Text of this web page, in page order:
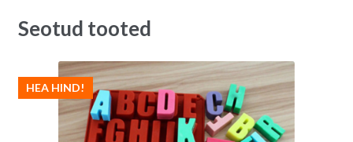
Seotud tooted
HEA HIND!